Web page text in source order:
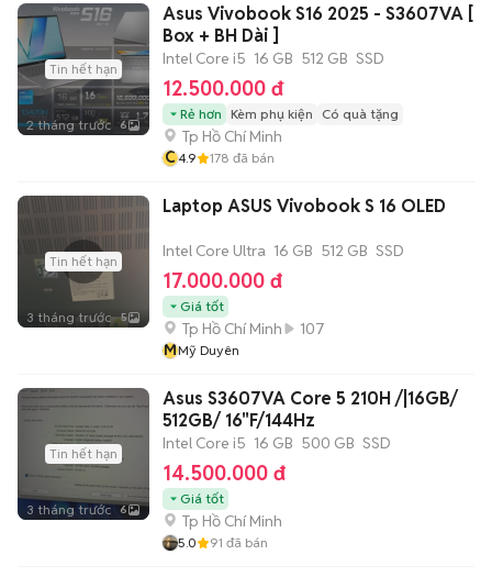
Tin hết hạn
2 tháng trước 6
Asus Vivobook S16 2025 - S3607VA [
Box + BH Dài ]
Intel Core i5 16 GB 512 GB SSD
12.500.000 đ
Rẻ hơn Kèm phụ kiện Có quà tặng
Tp Hồ Chí Minh
C4.9 178 đã bán
Tin hết hạn
3 tháng trước 5
Laptop ASUS Vivobook S 16 OLED
Intel Core Ultra 16 GB 512 GB SSD
17.000.000 đ
Giá tốt
Tp Hồ Chí Minh
107
MMỹ Duyên
Tin hết hạn
3 tháng trước 6
Asus S3607VA Core 5 210H /|16GB/
512GB/ 16"F/144Hz
Intel Core i5 16 GB 500 GB SSD
14.500.000 đ
Giá tốt
Tp Hồ Chí Minh
5.0 91 đã bán